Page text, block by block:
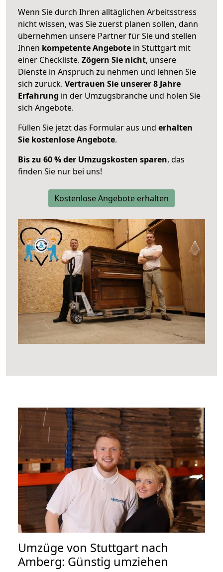
Wenn Sie durch Ihren alltäglichen Arbeitsstress
nicht wissen, was Sie zuerst planen sollen, dann
übernehmen unsere Partner für Sie und stellen
Ihnen kompetente Angebote in Stuttgart mit
einer Checkliste. Zögern Sie nicht, unsere
Dienste in Anspruch zu nehmen und lehnen Sie
sich zurück. Vertrauen Sie unserer 8 Jahre
Erfahrung in der Umzugsbranche und holen Sie
sich Angebote.
Füllen Sie jetzt das Formular aus und erhalten
Sie kostenlose Angebote.
Bis zu 60 % der Umzugskosten sparen, das
finden Sie nur bei uns!
Kostenlose Angebote erhalten
Umzüge von Stuttgart nach
Amberg: Günstig umziehen